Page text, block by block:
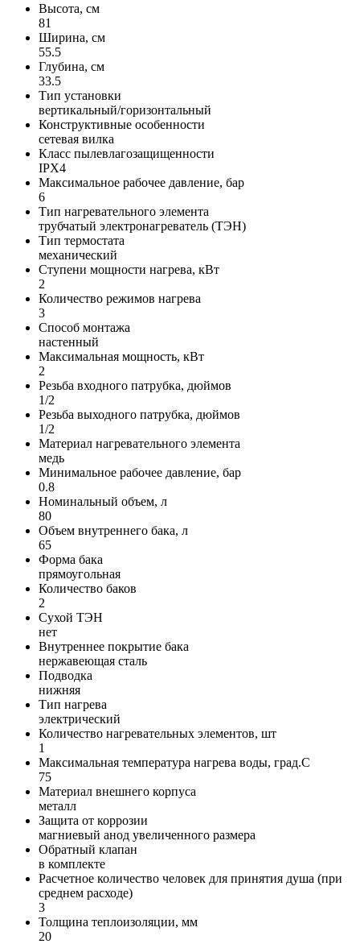
Высота, см
81
Ширина, см
55.5
Глубина, см
33.5
Тип установки
вертикальный/горизонтальный
Конструктивные особенности
сетевая вилка
Класс пылевлагозащищенности
IPX4
Максимальное рабочее давление, бар
6
Тип нагревательного элемента
трубчатый электронагреватель (ТЭН)
Тип термостата
меxанический
Ступени мощности нагрева, кВт
2
Количество режимов нагрева
3
Способ монтажа
настенный
Максимальная мощность, кВт
2
Резьба входного патрубка, дюймов
1/2
Резьба выходного патрубка, дюймов
1/2
Материал нагревательного элемента
медь
Минимальное рабочее давление, бар
0.8
Номинальный объем, л
80
Объем внутреннего бака, л
65
Форма бака
прямоугольная
Количество баков
2
Сухой ТЭН
нет
Внутреннее покрытие бака
нержавеющая сталь
Подводка
нижняя
Тип нагрева
электрический
Количество нагревательных элементов, шт
1
Максимальная температура нагрева воды, град.С
75
Материал внешнего корпуса
металл
Защита от коррозии
магниевый анод увеличенного размера
Обратный клапан
в комплекте
Расчетное количество человек для принятия душа (при
среднем расходе)
3
Толщина теплоизоляции, мм
20